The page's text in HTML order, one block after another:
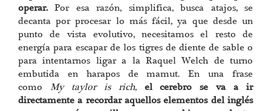
operar.Por esa razón, simplifica, busca atajos, se
decanta por procesar lo más fácil, ya que desde un
punto de vista evolutivo, necesitamos el resto de
energía para escapar de los tigres de diente de sable o
para intentarnos ligar a la Raquel Welch de turno
embutida en harapos de mamut. En una frase
como My taylor is rich, el cerebro se va a ir
directamente a recordar aquellos elementos del inglés